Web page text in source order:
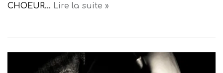
CHOEUR… Lire la suite »